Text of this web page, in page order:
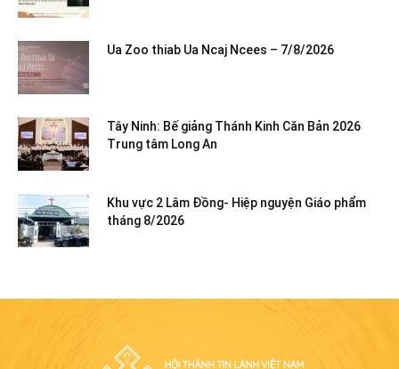
Ua Zoo thiab Ua Ncaj Ncees – 7/8/2026
Tây Ninh: Bế giảng Thánh Kinh Căn Bản 2026
Trung tâm Long An
Khu vực 2 Lâm Đồng- Hiệp nguyện Giáo phẩm
tháng 8/2026